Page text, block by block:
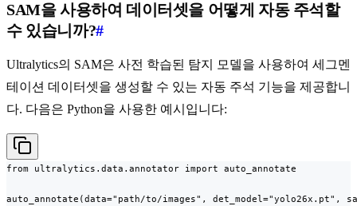
SAM을 사용하여 데이터셋을 어떻게 자동 주석할
수 있습니까?#
Ultralytics의 SAM은 사전 학습된 탐지 모델을 사용하여 세그멘
테이션 데이터셋을 생성할 수 있는 자동 주석 기능을 제공합니
다. 다음은 Python을 사용한 예시입니다:
from ultralytics.data.annotator import auto_annotate
auto_annotate(data="path/to/images", det_model="yolo26x.pt",